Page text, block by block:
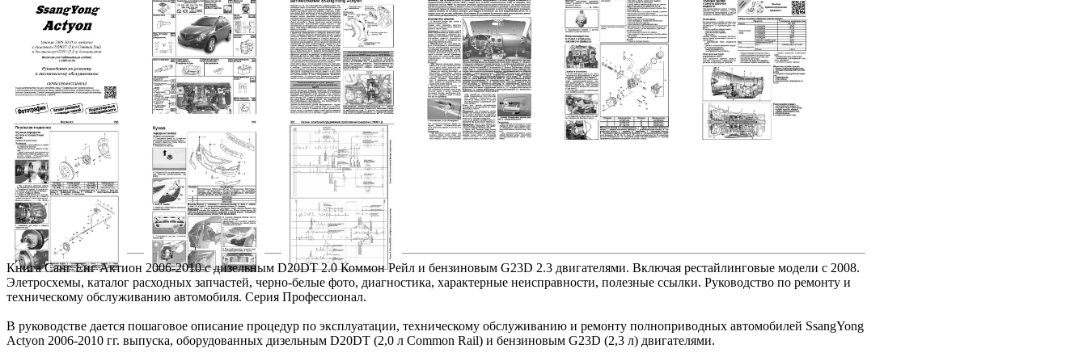
Книга Санг Енг Актион 2006-2010 с дизельным D20DT 2.0 Коммон Рейл и бензиновым G23D 2.3 двигателями. Включая рестайлинговые модели c 2008.
Элетросхемы, каталог расходных запчастей, черно-белые фото, диагностика, характерные неисправности, полезные ссылки. Руководство по ремонту и
техническому обслуживанию автомобиля. Серия Профессионал.
В руководстве дается пошаговое описание процедур по эксплуатации, техническому обслуживанию и ремонту полноприводных автомобилей SsangYong
Actyon 2006-2010 гг. выпуска, оборудованных дизельным D20DT (2,0 л Common Rail) и бензиновым G23D (2,3 л) двигателями.